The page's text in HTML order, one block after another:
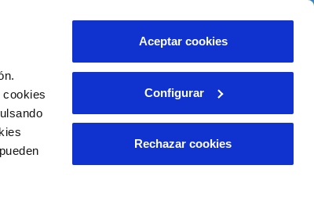
Aceptar cookies
Configurar
Rechazar cookies
INCIDENCIAS
Comunica anomalías o posibles
EMPLEO